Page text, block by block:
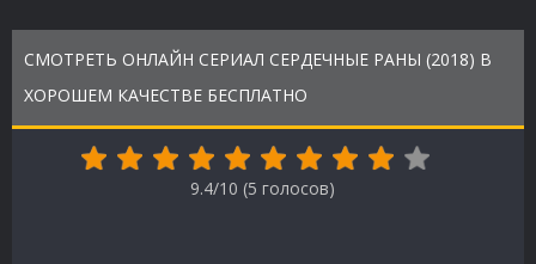
СМОТРЕТЬ ОНЛАЙН СЕРИАЛ СЕРДЕЧНЫЕ РАНЫ (2018) В
ХОРОШЕМ КАЧЕСТВЕ БЕСПЛАТНО
9.4/10 (5 голосов)